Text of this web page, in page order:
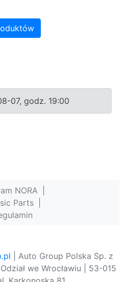
07, godz. 19:00
NORA
Parts
| Auto Group Polska Sp. z
we Wrocławiu | 53-015